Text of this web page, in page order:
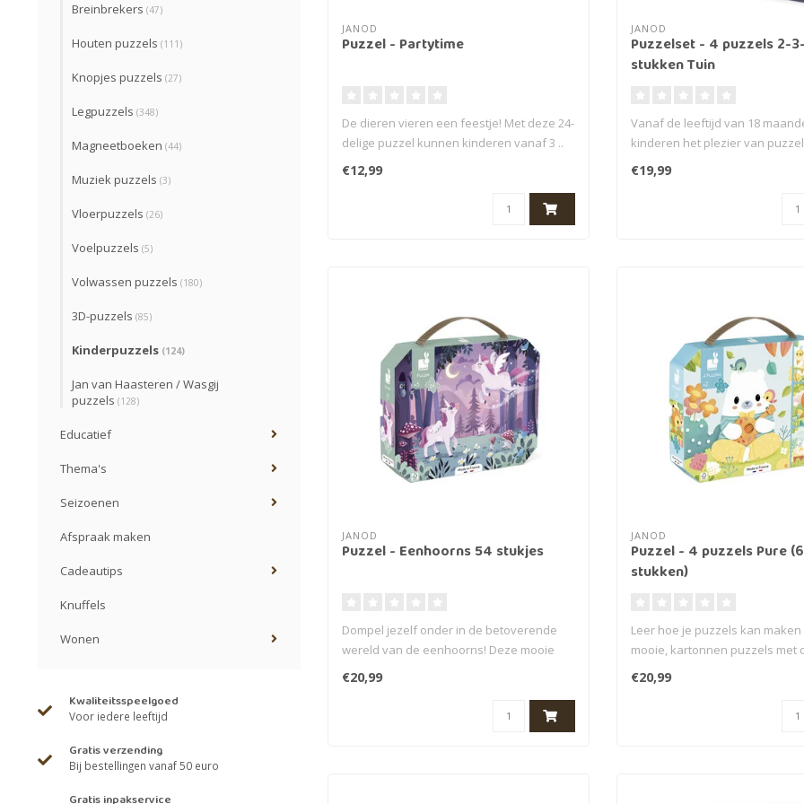
Breinbrekers (47)
Houten puzzels (111)
Knopjes puzzels (27)
Legpuzzels (348)
Magneetboeken (44)
Muziek puzzels (3)
Vloerpuzzels (26)
Voelpuzzels (5)
Volwassen puzzels (180)
3D-puzzels (85)
Kinderpuzzels (124)
Jan van Haasteren / Wasgij
puzzels (128)
Educatief
Thema's
Seizoenen
Afspraak maken
Cadeautips
Knuffels
Wonen
Kwaliteitsspeelgoed
Voor iedere leeftijd
Gratis verzending
Bij bestellingen vanaf 50 euro
JANOD
Puzzel - Partytime
De dieren vieren een feestje! Met deze 24-
delige puzzel kunnen kinderen vanaf 3 ..
€12,99
JANOD
Puzzelset - 4 puzzels 2-
stukken Tuin
Vanaf de leeftijd van 18
kinderen het plezier van
€19,99
JANOD
Puzzel - Eenhoorns 54 stukjes
Dompel jezelf onder in de betoverende
wereld van de eenhoorns! Deze mooie
karton..
€20,99
JANOD
Puzzel - 4 puzzels Pure
stukken)
Leer hoe je puzzels kan
mooie, kartonnen puzzels met
€20,99